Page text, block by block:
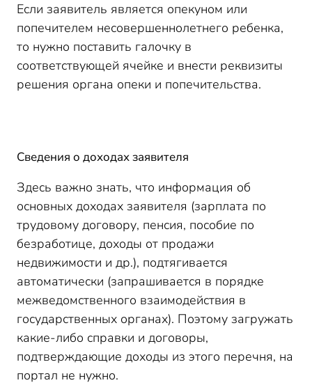
Если заявитель является опекуном или
попечителем несовершеннолетнего ребенка,
то нужно поставить галочку в
соответствующей ячейке и внести реквизиты
решения органа опеки и попечительства.
Сведения о доходах заявителя
Здесь важно знать, что информация об
основных доходах заявителя (зарплата по
трудовому договору, пенсия, пособие по
безработице, доходы от продажи
недвижимости и др.), подтягивается
автоматически (запрашивается в порядке
межведомственного взаимодействия в
государственных органах). Поэтому загружать
какие-либо справки и договоры,
подтверждающие доходы из этого перечня, на
портал не нужно.